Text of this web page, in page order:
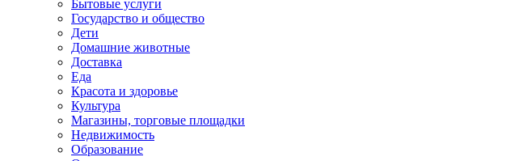
Бытовые услуги
Государство и общество
Дети
Домашние животные
Доставка
Еда
Красота и здоровье
Культура
Магазины, торговые площадки
Недвижимость
Образование